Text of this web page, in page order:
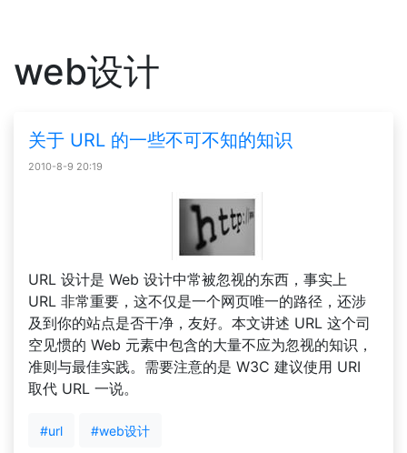
web设计
关于 URL 的一些不可不知的知识
2010-8-9 20:19
URL 设计是 Web 设计中常被忽视的东西，事实上
URL 非常重要，这不仅是一个网页唯一的路径，还涉
及到你的站点是否干净，友好。本文讲述 URL 这个司
空见惯的 Web 元素中包含的大量不应为忽视的知识，
准则与最佳实践。需要注意的是 W3C 建议使用 URI
取代 URL 一说。
#url #web设计